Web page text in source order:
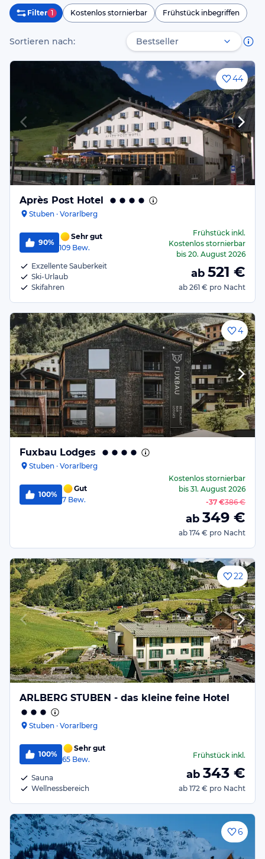
Filter 1 Kostenlos stornierbar Frühstück inbegriffen
Sortieren nach:
44
Après Post Hotel
Stuben · Vorarlberg
90%
Sehr gut
109 Bew.
Exzellente Sauberkeit
Ski-Urlaub
Skifahren
Frühstückinkl.
Kostenlos stornierbar
bis 20. August 2026
ab 521 €
ab 261 € pro Nacht
4
Fuxbau Lodges
Stuben · Vorarlberg
100%
Gut
7 Bew.
Kostenlos stornierbar
bis 31. August 2026
-37 €386 €
ab 349 €
ab 174 € pro Nacht
22
ARLBERG STUBEN - das kleine feine Hotel
Stuben · Vorarlberg
100%
Sehr gut
65 Bew.
Sauna
Wellnessbereich
Frühstückinkl.
ab 343 €
ab 172 € pro Nacht
6